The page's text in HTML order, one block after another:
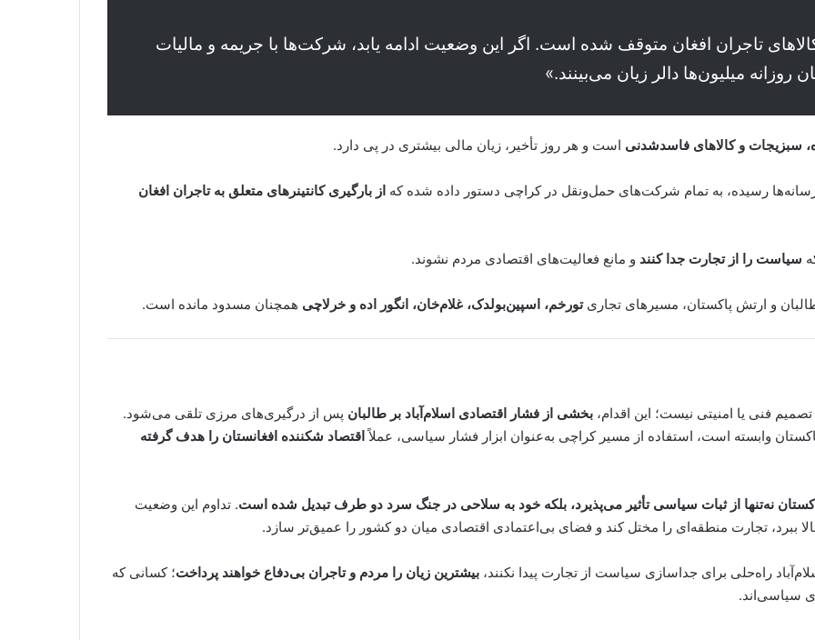
حدود ۸۰۰ کانتینر از کالاهای تاجران افغان متوقف شده است. اگر این وضعیت ادامه یابد، شرکت‌ها با جریمه و مالیات
میلیون‌ها دالر زیان می‌بینند.»
سبزیجات و کالاهای فاسدشدنی است و هر روز تأخیر، زیان مالی بیشتری در پی دارد.
رسیده، به تمام شرکت‌های حمل‌ونقل در کراچی دستور داده شده که از بارگیری کانتینرهای متعلق به تاجران افغان
سیاست را از تجارت جدا کنند و مانع فعالیت‌های اقتصادی مردم نشوند.
و ارتش پاکستان، مسیرهای تجاریتورخم، اسپین‌بولدک، غلام‌خان، انگور اده و خرلاچی همچنان مسدود مانده است.
فنی یا امنیتی نیست؛ این اقدام، بخشی از فشار اقتصادی اسلام‌آباد بر طالبان پس از درگیری‌های مرزی تلقی می‌شود.
وابسته است، استفاده از مسیر کراچی به‌عنوان ابزار فشار سیاسی، عملاًاقتصاد شکننده افغانستان را هدف گرفته
نه‌تنها از ثبات سیاسی تأثیر می‌پذیرد، بلکه خود به سلاحی در جنگ سرد دو طرف تبدیل شده است. تداوم این وضعیت
بالا ببرد، تجارت منطقه‌ای را مختل کند و فضای بی‌اعتمادی اقتصادی میان دو کشور را عمیق‌تر سازد.
راه‌حلی برای جداسازی سیاست از تجارت پیدا نکنند، بیشترین زیان را مردم و تاجران بی‌دفاع خواهند پرداخت؛ کسانی که
سیاسی‌اند.